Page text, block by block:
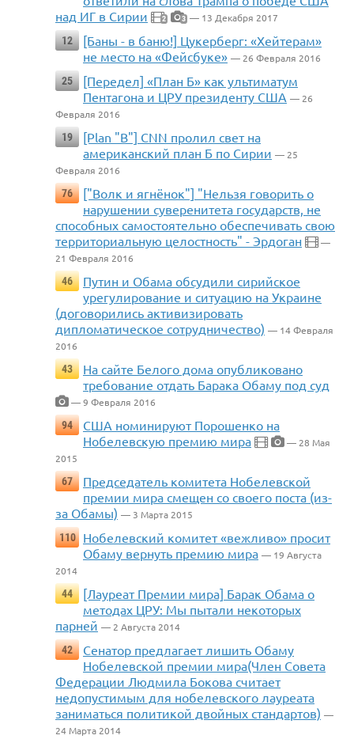
над ИГ в Сирии
2 3 — 13 Декабря 2017
12
[Баны - в баню!] Цукерберг: «Хейтерам»
не место на «Фейсбуке» — 26 Февраля 2016
25
[Передел] «План Б» как ультиматум
Пентагона и ЦРУ президенту США — 26
Февраля 2016
19
[Plan "B"] CNN пролил свет на
американский план Б по Сирии — 25
Февраля 2016
76
["Волк и ягнёнок"] "Нельзя говорить о
нарушении суверенитета государств, не
способных самостоятельно обеспечивать свою
территориальную целостность" - Эрдоган
—
21 Февраля 2016
46
Путин и Обама обсудили сирийское
урегулирование и ситуацию на Украине
(договорились активизировать
дипломатическое сотрудничество) — 14 Февраля
2016
43
На сайте Белого дома опубликовано
требование отдать Барака Обаму под суд
— 9 Февраля 2016
94
США номинируют Порошенко на
Нобелевскую премию мира
— 28 Мая
2015
67
Председатель комитета Нобелевской
премии мира смещен со своего поста (из-
за Обамы) — 3 Марта 2015
110
Нобелевский комитет «вежливо» просит
Обаму вернуть премию мира — 19 Августа
2014
44
[Лауреат Премии мира] Барак Обама о
методах ЦРУ: Мы пытали некоторых
парней — 2 Августа 2014
42
Сенатор предлагает лишить Обаму
Нобелевской премии мира(Член Совета
Федерации Людмила Бокова считает
недопустимым для нобелевского лауреата
заниматься политикой двойных стандартов) —
24 Марта 2014